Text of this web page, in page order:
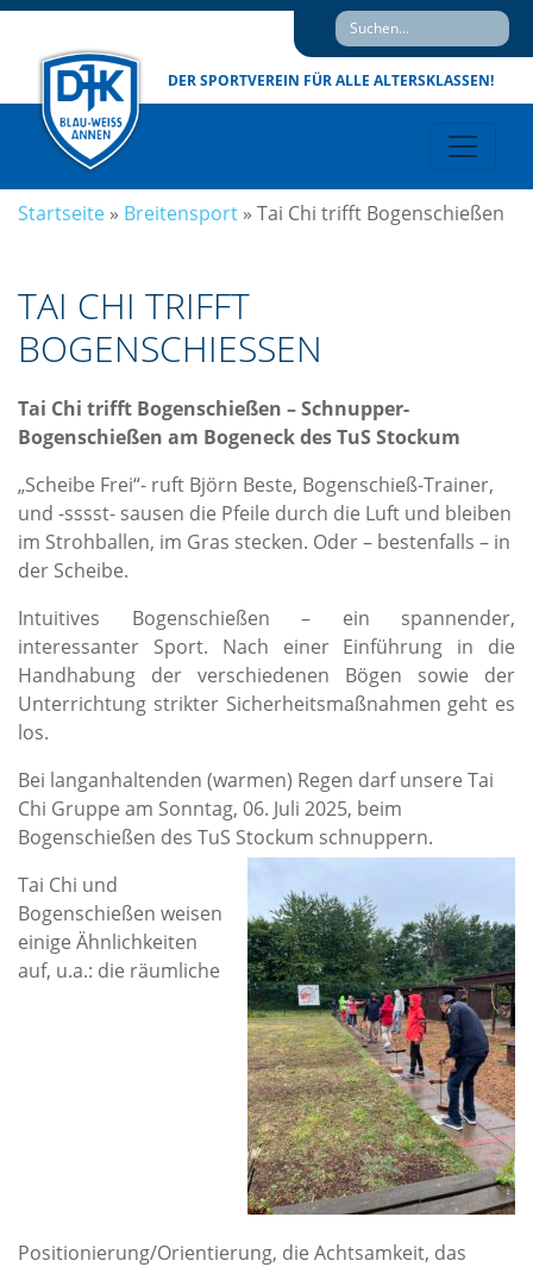
DER SPORTVEREIN FÜR ALLE ALTERSKLASSEN!
Startseite » Breitensport » Tai Chi trifft Bogenschießen
TAI CHI TRIFFT
BOGENSCHIESSEN
Tai Chi trifft Bogenschießen – Schnupper-
Bogenschießen am Bogeneck des TuS Stockum
„Scheibe Frei“- ruft Björn Beste, Bogenschieß-Trainer,
und -sssst- sausen die Pfeile durch die Luft und bleiben
im Strohballen, im Gras stecken. Oder – bestenfalls – in
der Scheibe.
Intuitives Bogenschießen – ein spannender,
interessanter Sport. Nach einer Einführung in die
Handhabung der verschiedenen Bögen sowie der
Unterrichtung strikter Sicherheitsmaßnahmen geht es
los.
Bei langanhaltenden (warmen) Regen darf unsere Tai
Chi Gruppe am Sonntag, 06. Juli 2025, beim
Bogenschießen des TuS Stockum schnuppern.
Tai Chi und
Bogenschießen weisen
einige Ähnlichkeiten
auf, u.a.: die räumliche
Positionierung/Orientierung, die Achtsamkeit, das